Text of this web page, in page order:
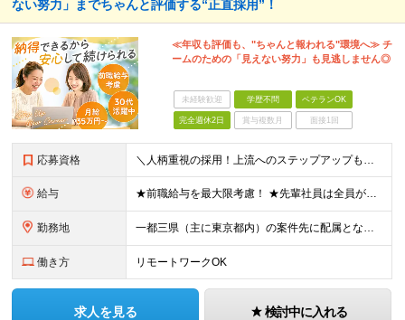
ない努力」までちゃんと評価する“正直採用”！
≪年収も評価も、"ちゃんと報われる"環境へ≫ チ
ームのための「見えない努力」も見逃しません◎
未経験歓迎 学歴不問 ベテランOK
完全週休2日 賞与複数月 面接1回
応募資格 ＼人柄重視の採用！上流へのステップアップも歓迎／ ■何かしらの開発経験（5年目安）をお持ちの方 ■学歴不問 ～このような方にオススメです～ ・上流フェーズへステップアップしたい方 ・安定基盤のもと、
給与 ★前職給与を最大限考慮！ ★先輩社員は全員が年収UP！ ■月給35万円～＋各種手当＋賞与年2回 ※経験、能力を考慮の上、決定致します。 ※上記には固定残業代（19時間分／34,460円～）を含み
勤務地 一都三県（主に東京都内）の案件先に配属となります。 ■東京本社 東京都中央区銀座四丁目8番4号 三原ビルディング（7階） ※(変更の範囲)上記を除く当社関連勤務地
働き方 リモートワークOK
求人を見る 検討中に入れる